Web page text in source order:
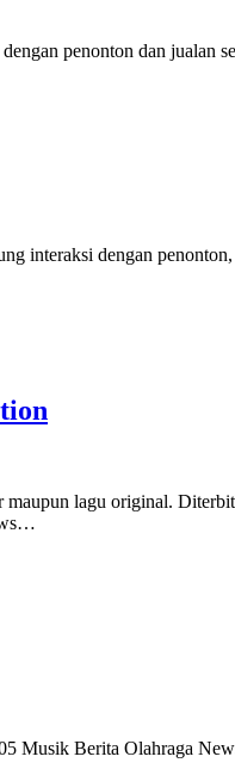
penonton dan jualan
interaksi dengan
lagu original.
Musik Berita Olahraga